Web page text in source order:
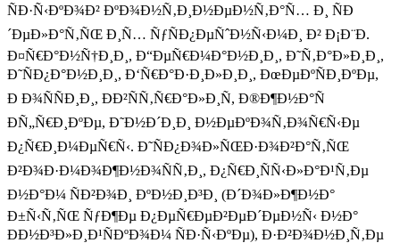
ÑÐ·Ñ‹ÐºÐ¾Ð² ÐºÐ¾Ð½Ñ‚Ð¸Ð½ÐµÐ½Ñ‚Ð°Ñ… Ð¸ ÑÐ
´ÐµÐ»Ð°Ñ‚ÑŒ Ð¸Ñ… ÑƒÑÐ¿ÐµÑˆÐ½Ñ‹Ð¼Ð¸ Ð² Ð¡Ð¨Ð.
Ð¤Ñ€Ð°Ð½Ñ†Ð¸Ð¸, Ð“ÐµÑ€Ð¼Ð°Ð½Ð¸Ð¸, Ð˜Ñ‚Ð°Ð»Ð¸Ð¸,
Ð˜ÑÐ¿Ð°Ð½Ð¸Ð¸, Ð‘Ñ€Ð°Ð·Ð¸Ð»Ð¸Ð¸, ÐœÐµÐºÑÐ¸ÐºÐµ,
Ð Ð¾ÑÑÐ¸Ð¸, ÐÐ²ÑÑ‚Ñ€Ð°Ð»Ð¸Ñ, Ð®Ð¶Ð½Ð°Ñ
ÐÑ„Ñ€Ð¸ÐºÐµ, Ð˜Ð½Ð´Ð¸Ð¸ Ð½ÐµÐºÐ¾Ñ‚Ð¾Ñ€Ñ‹Ðµ
Ð¿Ñ€Ð¸Ð¼ÐµÑ€Ñ‹. Ð˜ÑÐ¿Ð¾Ð»ÑŒÐ·Ð¾Ð²Ð°Ñ‚ÑŒ
Ð²Ð¾Ð·Ð¼Ð¾Ð¶Ð½Ð¾ÑÑ‚Ð¸, Ð¿Ñ€Ð¸ÑÑ‹Ð»Ð°Ð¹Ñ‚Ðµ
Ð½Ð°Ð¼ ÑÐ²Ð¾Ð¸ ÐºÐ½Ð¸Ð³Ð¸ (Ð´Ð¾Ð»Ð¶Ð½Ð°
Ð±Ñ‹Ñ‚ÑŒ ÑƒÐ¶Ðµ Ð¿ÐµÑ€ÐµÐ²ÐµÐ´ÐµÐ½Ñ‹ Ð½Ð°
ÐÐ½Ð³Ð»Ð¸Ð¹ÑÐºÐ¾Ð¼ ÑÐ·Ñ‹ÐºÐµ), Ð·Ð²Ð¾Ð½Ð¸Ñ‚Ðµ